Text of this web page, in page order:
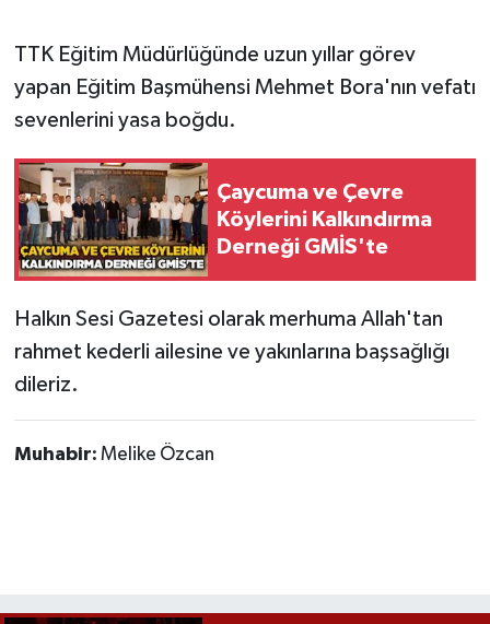
TTK Eğitim Müdürlüğünde uzun yıllar görev
yapan Eğitim Başmühensi Mehmet Bora'nın vefatı
sevenlerini yasa boğdu.
Çaycuma ve Çevre
Köylerini Kalkındırma
Derneği GMİS'te
Halkın Sesi Gazetesi olarak merhuma Allah'tan
rahmet kederli ailesine ve yakınlarına başsağlığı
dileriz.
Muhabir: Melike Özcan
Gökçebey
İş ilanı
Kilimli
Kültür - Sanat
Politika